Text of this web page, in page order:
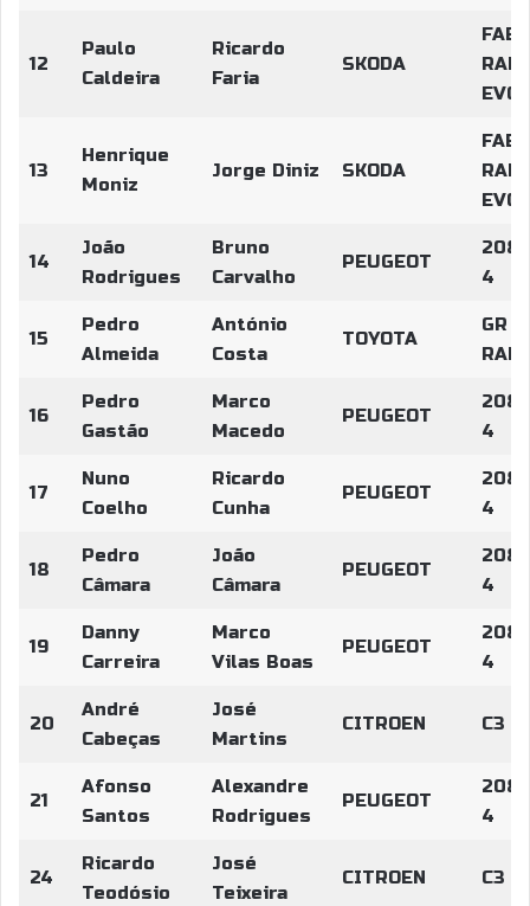
12
Paulo
Caldeira
Ricardo
Faria
SKODA
EVO
13
Henrique
Moniz
Jorge Diniz SKODA
EVO
14
João
Rodrigues
Bruno
Carvalho
PEUGEOT
208
4
15
Pedro
Almeida
António
Costa
TOYOTA
GR
16
Pedro
Gastão
Marco
Macedo
PEUGEOT
208
4
17
Nuno
Coelho
Ricardo
Cunha
PEUGEOT
208
4
18
Pedro
Câmara
João
Câmara
PEUGEOT
208
4
19
Danny
Carreira
Marco
Vilas Boas
PEUGEOT
208
4
20
André
Cabeças
José
Martins
CITROEN C3
21
Afonso
Santos
Alexandre
Rodrigues
PEUGEOT
208
4
24
Ricardo
Teodósio
José
Teixeira
CITROEN C3